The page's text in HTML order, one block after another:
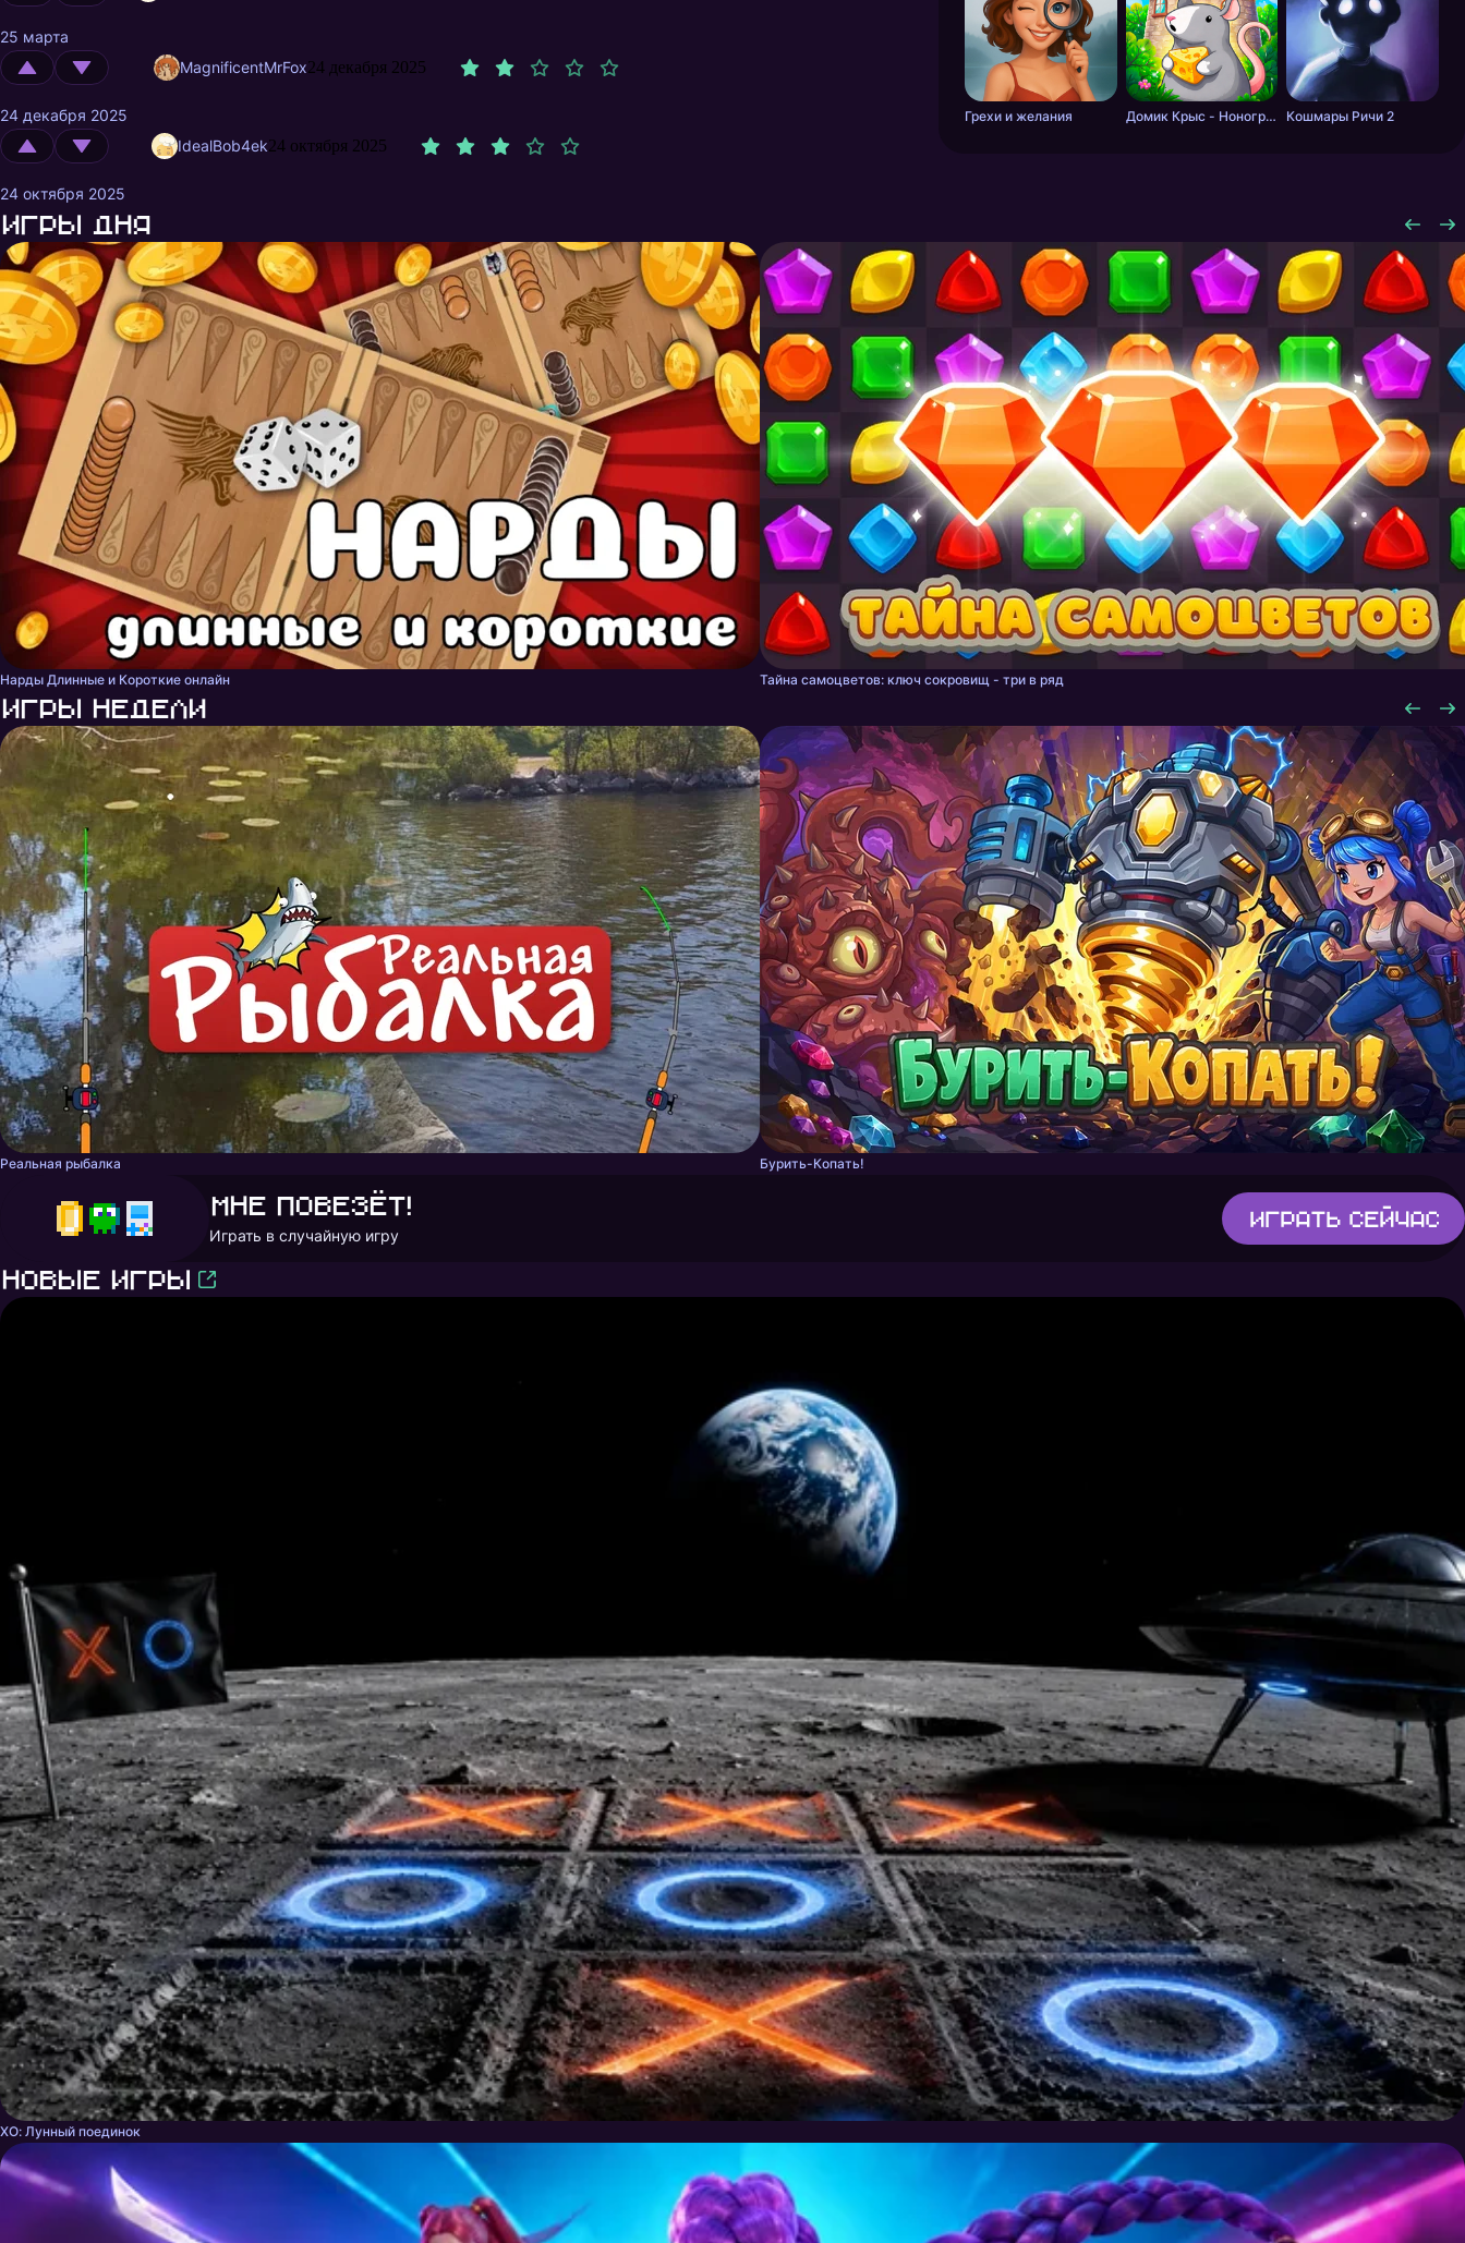
25 марта
MagnificentMrFox24 декабря 2025
24 декабря 2025
IdealBob4ek24 октября 2025
24 октября 2025
Грехи и желания Домик Крыс - Нонограм Кошмары Ричи 2
Игры дня
Нарды Длинные и Короткие онлайн Тайна самоцветов: ключ сокровищ - три в ряд
Игры недели
Реальная рыбалка Бурить-Копать!
Мне повезёт!
Играть в случайную игру
Играть сейчас
Новые игры
ХО: Лунный поединок